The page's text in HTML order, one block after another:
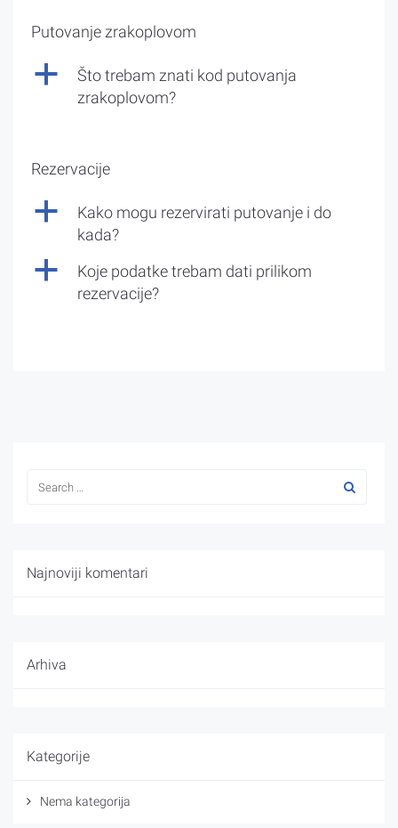
Putovanje zrakoplovom
a
Što trebam znati kod putovanja
zrakoplovom?
Rezervacije
a
Kako mogu rezervirati putovanje i do
kada?
a
Koje podatke trebam dati prilikom
rezervacije?
Najnoviji komentari
Arhiva
Kategorije
Nema kategorija